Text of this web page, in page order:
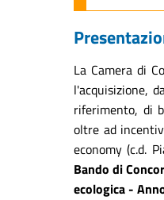
La Camera di
l'acquisizione,
riferimento, di
oltre ad
economy (c.d.
Bando di
ecologica -